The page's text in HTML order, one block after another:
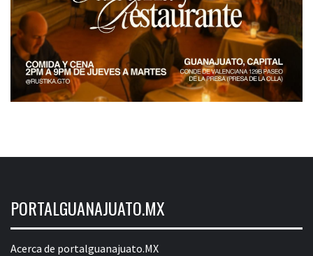
PORTALGUANAJUATO.MX
Acerca de portalguanajuato.MX